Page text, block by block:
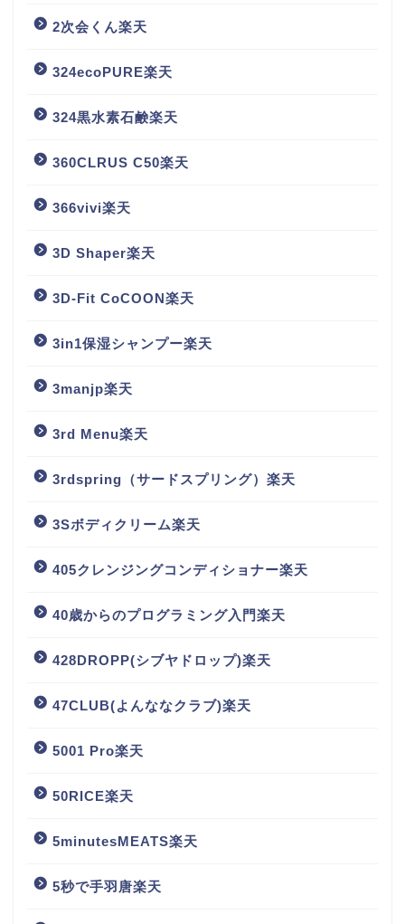
2次会くん楽天
324ecoPURE楽天
324黒水素石鹸楽天
360CLRUS C50楽天
366vivi楽天
3D Shaper楽天
3D-Fit CoCOON楽天
3in1保湿シャンプー楽天
3manjp楽天
3rd Menu楽天
3rdspring（サードスプリング）楽天
3Sボディクリーム楽天
405クレンジングコンディショナー楽天
40歳からのプログラミング入門楽天
428DROPP(シブヤドロップ)楽天
47CLUB(よんななクラブ)楽天
5001 Pro楽天
50RICE楽天
5minutesMEATS楽天
5秒で手羽唐楽天